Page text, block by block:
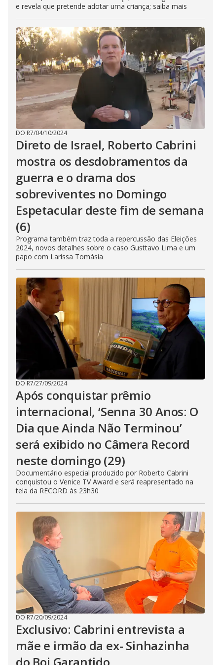
e revela que pretende adotar uma criança; saiba mais
DO R7/04/10/2024
Direto de Israel, Roberto Cabrini
mostra os desdobramentos da
guerra e o drama dos
sobreviventes no Domingo
Espetacular deste fim de semana
(6)
Programa também traz toda a repercussão das Eleições
2024, novos detalhes sobre o caso Gusttavo Lima e um
papo com Larissa Tomásia
DO R7/27/09/2024
Após conquistar prêmio
internacional, ‘Senna 30 Anos: O
Dia que Ainda Não Terminou’
será exibido no Câmera Record
neste domingo (29)
Documentário especial produzido por Roberto Cabrini
conquistou o Venice TV Award e será reapresentado na
tela da RECORD às 23h30
DO R7/20/09/2024
Exclusivo: Cabrini entrevista a
mãe e irmão da ex- Sinhazinha